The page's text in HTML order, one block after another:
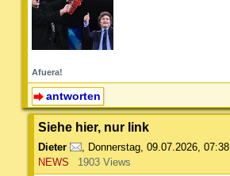
Afuera!
antworten
Siehe hier, nur link
Dieter , Donnerstag, 09.07.2026, 07:38
NEWS
1903 Views